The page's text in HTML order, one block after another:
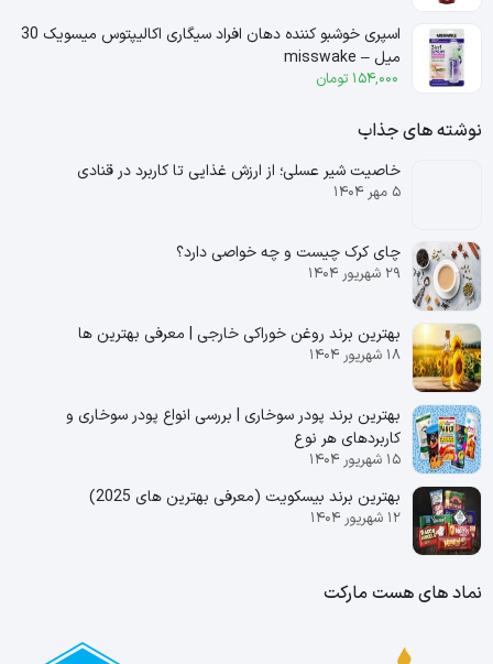
اسپری خوشبو کننده دهان افراد سیگاری اکالیپتوس میسویک 30
میل – misswake
154,000 تومان
نوشته های جذاب
خاصیت شیر عسلی؛ از ارزش غذایی تا کاربرد در قنادی
۵ مهر ۱۴۰۴
چای کرک چیست و چه خواصی دارد؟
۲۹ شهریور ۱۴۰۴
بهترین برند روغن خوراکی خارجی | معرفی بهترین ها
۱۸ شهریور ۱۴۰۴
بهترین برند پودر سوخاری | بررسی انواع پودر سوخاری و
کاربردهای هر نوع
۱۵ شهریور ۱۴۰۴
بهترین برند بیسکویت (معرفی بهترین‌ های 2025)
۱۲ شهریور ۱۴۰۴
نماد های هست مارکت